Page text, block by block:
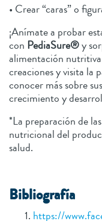
• Crear “caras” o
¡Anímate a probar
con PediaSure®y
alimentación
creaciones y visita la
conocer más sobre
crecimiento y
*La preparación de
nutricional del
salud.
Bibliografía
https://